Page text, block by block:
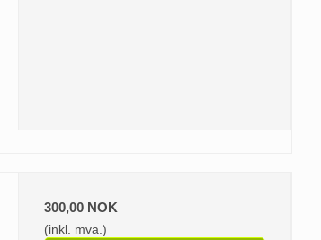
300,00 NOK
(inkl. mva.)